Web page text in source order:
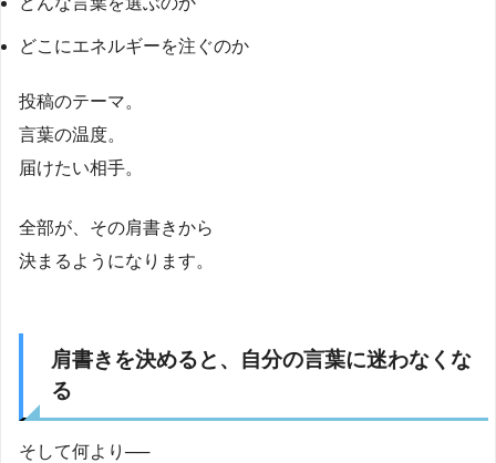
どこにエネルギーを注ぐのか
投稿のテーマ。
言葉の温度。
届けたい相手。
全部が、その肩書きから
決まるようになります。
肩書きを決めると、自分の言葉に迷わなくな
る
そして何より──